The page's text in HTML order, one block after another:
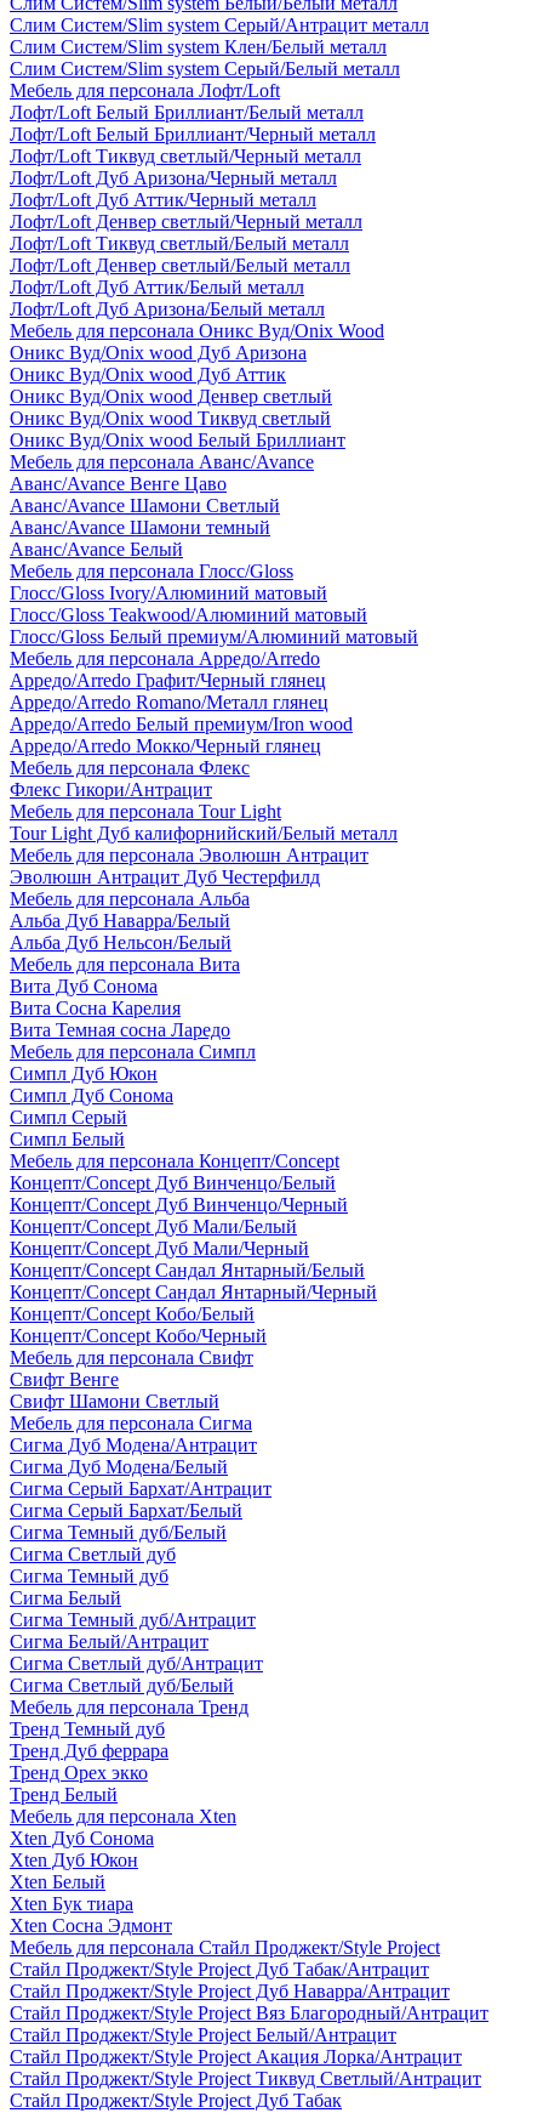
Слим Систем/Slim system Серый/Антрацит металл
Слим Систем/Slim system Клен/Белый металл
Слим Систем/Slim system Серый/Белый металл
Мебель для персонала Лофт/Loft
Лофт/Loft Белый Бриллиант/Белый металл
Лофт/Loft Белый Бриллиант/Черный металл
Лофт/Loft Тиквуд светлый/Черный металл
Лофт/Loft Дуб Аризона/Черный металл
Лофт/Loft Дуб Аттик/Черный металл
Лофт/Loft Денвер светлый/Черный металл
Лофт/Loft Тиквуд светлый/Белый металл
Лофт/Loft Денвер светлый/Белый металл
Лофт/Loft Дуб Аттик/Белый металл
Лофт/Loft Дуб Аризона/Белый металл
Мебель для персонала Оникс Вуд/Onix Wood
Оникс Вуд/Onix wood Дуб Аризона
Оникс Вуд/Onix wood Дуб Аттик
Оникс Вуд/Onix wood Денвер светлый
Оникс Вуд/Onix wood Тиквуд светлый
Оникс Вуд/Onix wood Белый Бриллиант
Мебель для персонала Аванс/Avance
Аванс/Avance Венге Цаво
Аванс/Avance Шамони Светлый
Аванс/Avance Шамони темный
Аванс/Avance Белый
Мебель для персонала Глосс/Gloss
Глосс/Gloss Ivory/Алюминий матовый
Глосс/Gloss Teakwood/Алюминий матовый
Глосс/Gloss Белый премиум/Алюминий матовый
Мебель для персонала Арредо/Arredo
Арредо/Arredo Графит/Черный глянец
Арредо/Arredo Romano/Металл глянец
Арредо/Arredo Белый премиум/Iron wood
Арредо/Arredo Мокко/Черный глянец
Мебель для персонала Флекс
Флекс Гикори/Антрацит
Мебель для персонала Tour Light
Tour Light Дуб калифорнийский/Белый металл
Мебель для персонала Эволюшн Антрацит
Эволюшн Антрацит Дуб Честерфилд
Мебель для персонала Альба
Альба Дуб Наварра/Белый
Альба Дуб Нельсон/Белый
Мебель для персонала Вита
Вита Дуб Сонома
Вита Сосна Карелия
Вита Темная сосна Ларедо
Мебель для персонала Симпл
Симпл Дуб Юкон
Симпл Дуб Сонома
Симпл Серый
Симпл Белый
Мебель для персонала Концепт/Concept
Концепт/Concept Дуб Винченцо/Белый
Концепт/Concept Дуб Винченцо/Черный
Концепт/Concept Дуб Мали/Белый
Концепт/Concept Дуб Мали/Черный
Концепт/Concept Сандал Янтарный/Белый
Концепт/Concept Сандал Янтарный/Черный
Концепт/Concept Кобо/Белый
Концепт/Concept Кобо/Черный
Мебель для персонала Свифт
Свифт Венге
Свифт Шамони Светлый
Мебель для персонала Сигма
Сигма Дуб Модена/Антрацит
Сигма Дуб Модена/Белый
Сигма Серый Бархат/Антрацит
Сигма Серый Бархат/Белый
Сигма Темный дуб/Белый
Сигма Светлый дуб
Сигма Темный дуб
Сигма Белый
Сигма Темный дуб/Антрацит
Сигма Белый/Антрацит
Сигма Светлый дуб/Антрацит
Сигма Светлый дуб/Белый
Мебель для персонала Тренд
Тренд Темный дуб
Тренд Дуб феррара
Тренд Орех экко
Тренд Белый
Мебель для персонала Xten
Xten Дуб Сонома
Xten Дуб Юкон
Xten Белый
Xten Бук тиара
Xten Сосна Эдмонт
Мебель для персонала Стайл Проджект/Style Project
Стайл Проджект/Style Project Дуб Табак/Антрацит
Стайл Проджект/Style Project Дуб Наварра/Антрацит
Стайл Проджект/Style Project Вяз Благородный/Антрацит
Стайл Проджект/Style Project Белый/Антрацит
Стайл Проджект/Style Project Акация Лорка/Антрацит
Стайл Проджект/Style Project Тиквуд Светлый/Антрацит
Стайл Проджект/Style Project Дуб Табак